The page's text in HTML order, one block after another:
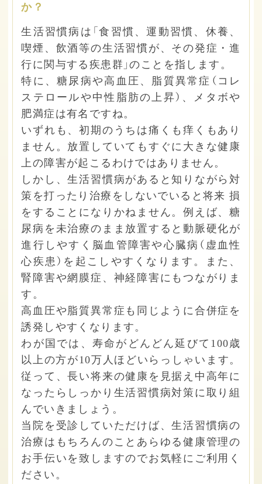
か？
生活習慣病は「食習慣、運動習慣、休養、
喫煙、飲酒等の生活習慣が、その発症・進
行に関与する疾患群」のことを指します。
特に、糖尿病や高血圧、脂質異常症（コレ
ステロールや中性脂肪の上昇）、メタボや
肥満症は有名ですね。
いずれも、初期のうちは痛くも痒くもあり
ません。放置していてもすぐに大きな健康
上の障害が起こるわけではありません。
しかし、生活習慣病があると知りながら対
策を打ったり治療をしないでいると将来 損
をすることになりかねません。例えば、糖
尿病を未治療のまま放置すると動脈硬化が
進行しやすく脳血管障害や心臓病（虚血性
心疾患）を起こしやすくなります。また、
腎障害や網膜症、神経障害にもつながりま
す。
高血圧や脂質異常症も同じように合併症を
誘発しやすくなります。
わが国では、寿命がどんどん延びて100歳
以上の方が10万人ほどいらっしゃいます。
従って、長い将来の健康を見据え中高年に
なったらしっかり生活習慣病対策に取り組
んでいきましょう。
当院を受診していただけば、生活習慣病の
治療はもちろんのことあらゆる健康管理の
お手伝いを致しますのでお気軽にご利用く
ださい。